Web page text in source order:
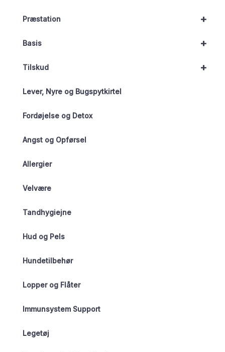
+
Præstation
+
Basis
+
Tilskud
Lever, Nyre og Bugspytkirtel
Fordøjelse og Detox
Angst og Opførsel
Allergier
Velvære
Tandhygiejne
Hud og Pels
Hundetilbehør
Lopper og Flåter
Immunsystem Support
Legetøj